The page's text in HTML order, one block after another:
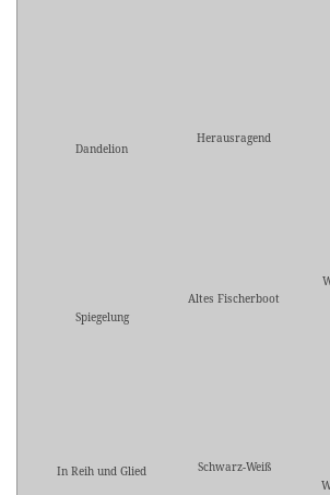
Dandelion
Herausragend
Spiegelung
Altes Fischerboot
In Reih und Glied
Schwarz-Weiß